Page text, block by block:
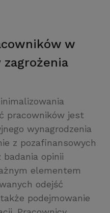
w
zagrożenia
pracowników jest
wynagrodzenia
z pozafinansowych
opinii
elementem
odejść
podejmowanie